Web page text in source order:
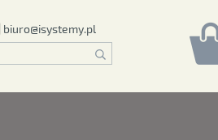
biuro@isystemy.pl